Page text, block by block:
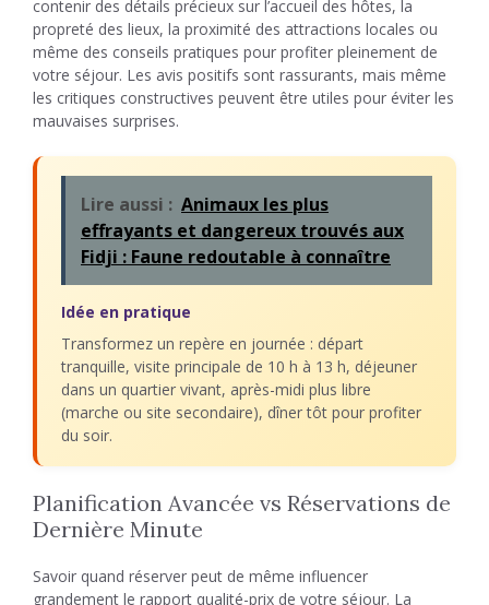
contenir des détails précieux sur l’accueil des hôtes, la
propreté des lieux, la proximité des attractions locales ou
même des conseils pratiques pour profiter pleinement de
votre séjour. Les avis positifs sont rassurants, mais même
les critiques constructives peuvent être utiles pour éviter les
mauvaises surprises.
Lire aussi : Animaux les plus
effrayants et dangereux trouvés aux
Fidji : Faune redoutable à connaître
Idée en pratique
Transformez un repère en journée : départ
tranquille, visite principale de 10 h à 13 h, déjeuner
dans un quartier vivant, après-midi plus libre
(marche ou site secondaire), dîner tôt pour profiter
du soir.
Planification Avancée vs Réservations de
Dernière Minute
Savoir quand réserver peut de même influencer
grandement le rapport qualité-prix de votre séjour. La